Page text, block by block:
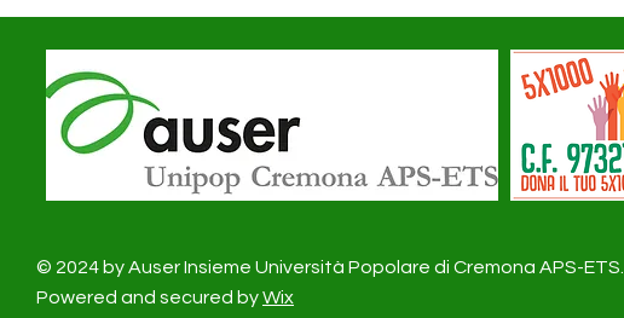
© 2024 by Auser Insieme Università Popolare di Cremona APS-ETS.
Powered and secured byWix